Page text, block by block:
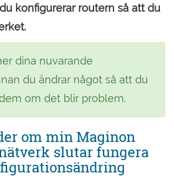
konfigurerar routern så att du
dina nuvarande
du ändrar något så att du
om det blir problem.
om min Maginon
slutar fungera